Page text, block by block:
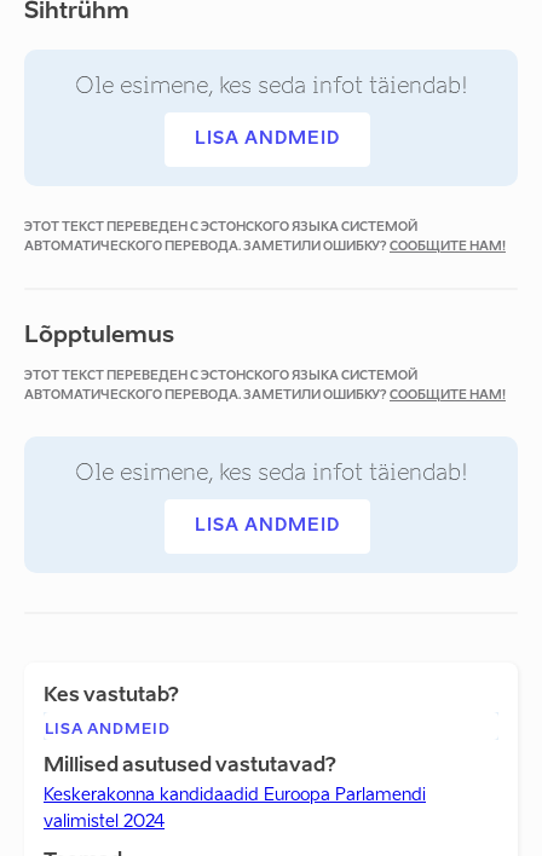
Sihtrühm
Ole esimene, kes seda infot täiendab!
LISA ANDMEID
ЭТОТ ТЕКСТ ПЕРЕВЕДЕН С ЭСТОНСКОГО ЯЗЫКА СИСТЕМОЙ
АВТОМАТИЧЕСКОГО ПЕРЕВОДА. ЗАМЕТИЛИ ОШИБКУ? СООБЩИТЕ НАМ!
Lõpptulemus
ЭТОТ ТЕКСТ ПЕРЕВЕДЕН С ЭСТОНСКОГО ЯЗЫКА СИСТЕМОЙ
АВТОМАТИЧЕСКОГО ПЕРЕВОДА. ЗАМЕТИЛИ ОШИБКУ? СООБЩИТЕ НАМ!
Ole esimene, kes seda infot täiendab!
LISA ANDMEID
Kes vastutab?
LISA ANDMEID
Millised asutused vastutavad?
Keskerakonna kandidaadid Euroopa Parlamendi
valimistel 2024